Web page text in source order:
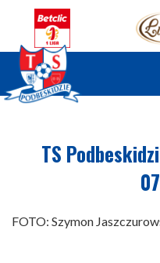
TS
FOTO: Szymon